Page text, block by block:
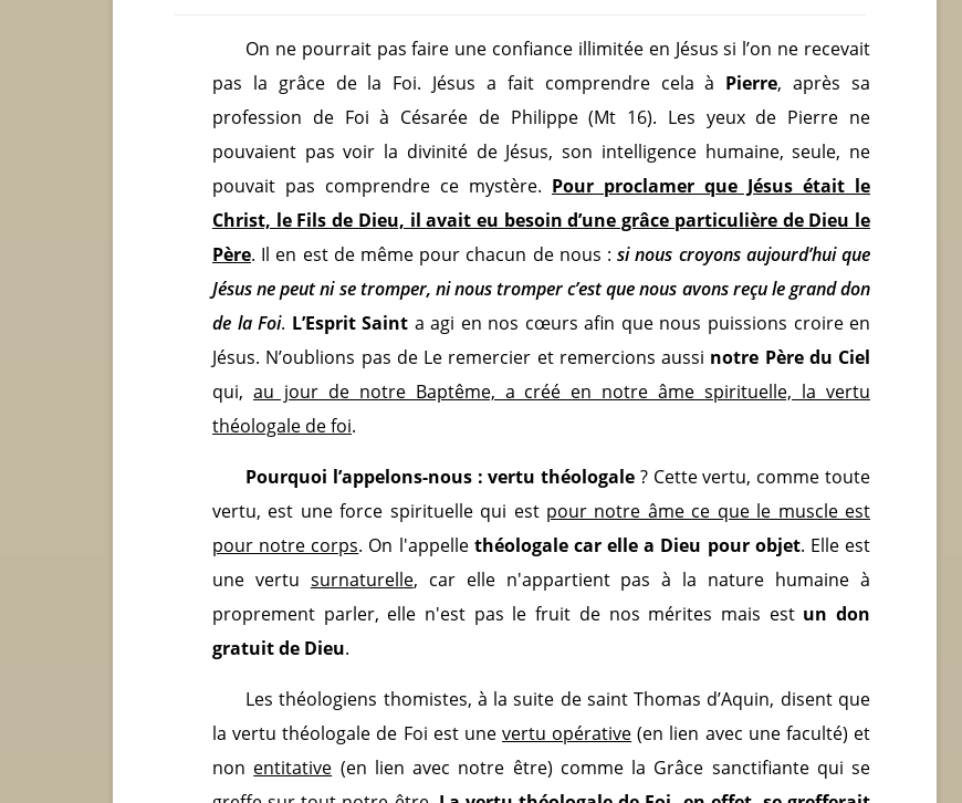
On ne pourrait pas faire une confiance illimitée en Jésus si l’on ne recevait
pas la grâce de la Foi. Jésus a fait comprendre cela à Pierre, après sa
profession de Foi à Césarée de Philippe (Mt 16). Les yeux de Pierre ne
pouvaient pas voir la divinité de Jésus, son intelligence humaine, seule, ne
pouvait pas comprendre ce mystère. Pour proclamer que Jésus était le
Christ, le Fils de Dieu, il avait eu besoin d’une grâce particulière de Dieu le
Père. Il en est de même pour chacun de nous :si nous croyons aujourd’hui que
Jésus ne peut ni se tromper, ni nous tromper c’est que nous avons reçu le grand don
de la Foi. L’Esprit Saint a agi en nos cœurs afin que nous puissions croire en
Jésus. N’oublions pas de Le remercier et remercions aussi notre Père du Ciel
qui, au jour de notre Baptême, a créé en notre âme spirituelle, la vertu
théologale de foi.
Pourquoi l’appelons-nous : vertu théologale ? Cette vertu, comme toute
vertu, est une force spirituelle qui est pour notre âme ce que le muscle est
pour notre corps. On l'appelle théologale car elle a Dieu pour objet. Elle est
une vertu surnaturelle, car elle n'appartient pas à la nature humaine à
proprement parler, elle n'est pas le fruit de nos mérites mais est un don
gratuit de Dieu.
Les théologiens thomistes, à la suite de saint Thomas d’Aquin, disent que
la vertu théologale de Foi est une vertu opérative (en lien avec une faculté) et
non entitative (en lien avec notre être) comme la Grâce sanctifiante qui se